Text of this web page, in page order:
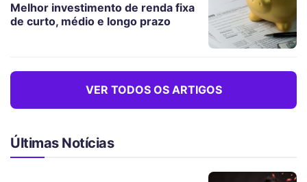
Melhor investimento de renda fixa
de curto, médio e longo prazo
VER TODOS OS ARTIGOS
Últimas Notícias